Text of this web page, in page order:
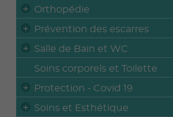
Orthopédie
Prévention des escarres
Salle de Bain et WC
Soins corporels et Toilette
Protection - Covid 19
Soins et Esthétique